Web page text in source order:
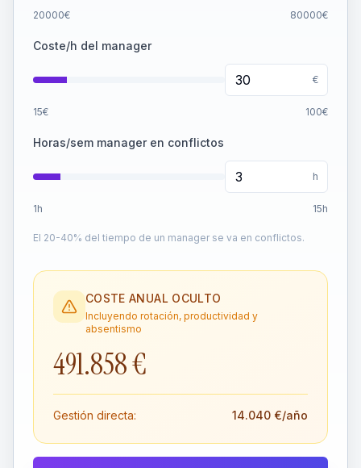
20000€ 80000€
Coste/h del manager
€
15€ 100€
Horas/sem manager en conflictos
h
1h 15h
El 20-40% del tiempo de un manager se va en conflictos.
COSTE ANUAL OCULTO
Incluyendo rotación, productividad y
absentismo
491.858 €
Gestión directa: 14.040 €/año